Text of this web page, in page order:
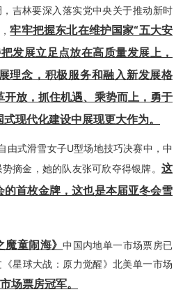
吉林要深入落实党中央关于推动新时
牢牢把握东北在维护国家“五大安
发展立足点放在高质量发展上，
理念，积极服务和融入新发展格
开放，抓住机遇、乘势而上，勇于
现代化建设中展现更大作为。
由式滑雪女子U型场地技巧决赛中，中
摘金，她的队友张可欣夺得银牌。这
首枚金牌，这也是本届亚冬会雪
魔童闹海》中国内地单一市场票房已
星球大战：原力觉醒》北美单一市场
场票房冠军。